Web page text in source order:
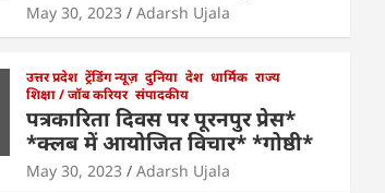
May 30, 2023 Adarsh Ujala
उत्तर प्रदेश ट्रेंडिंग न्यूज़ दुनिया देश धार्मिक राज्य
शिक्षा / जॉब करियर संपादकीय
पत्रकारिता दिवस पर पूरनपुर प्रेस*
*क्लब में आयोजित विचार* *गोष्ठी*
May 30, 2023 Adarsh Ujala